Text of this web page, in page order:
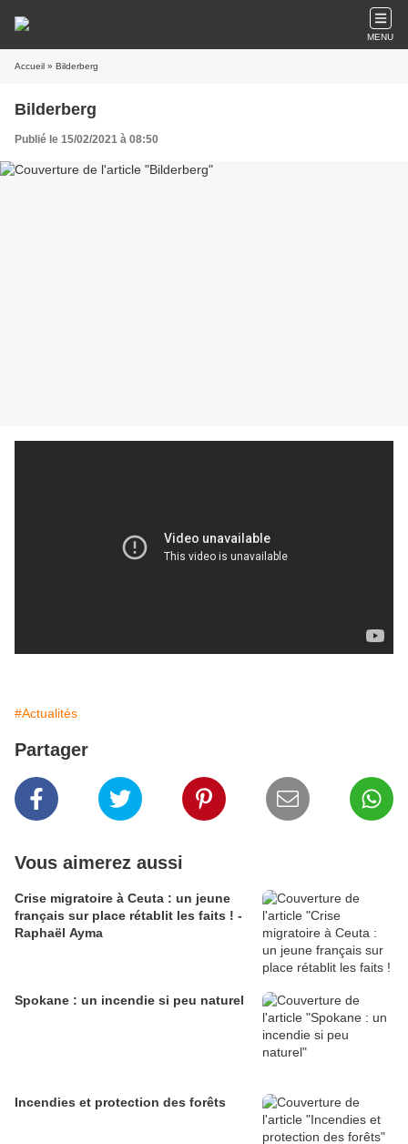
MENU
Accueil » Bilderberg
Bilderberg
Publié le 15/02/2021 à 08:50
#Actualités
Partager
Vous aimerez aussi
Crise migratoire à Ceuta : un jeune
français sur place rétablit les faits ! -
Raphaël Ayma
Spokane : un incendie si peu naturel
Incendies et protection des forêts